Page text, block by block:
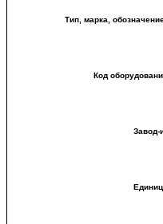
Тип, марка,
Код
Завод-